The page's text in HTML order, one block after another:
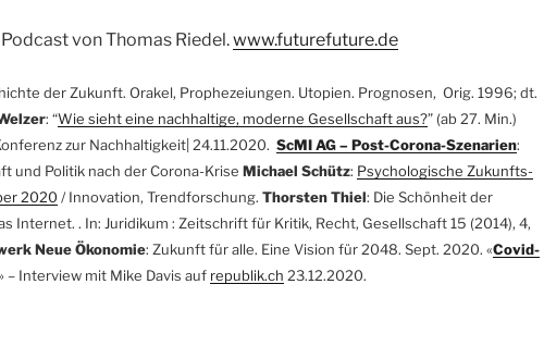
von Thomas Riedel.www.futurefuture.de
der Zukunft. Orakel, Prophezeiungen. Utopien. Prognosen, Orig. 1996; dt.
: “Wie sieht eine nachhaltige, moderne Gesellschaft aus?” (ab 27. Min.)
zur Nachhaltigkeit| 24.11.2020. ScMI AG – Post-Corona-Szenarien:
und Politik nach der Corona-Krise Michael Schütz: Psychologische Zukunfts-
2020 / Innovation, Trendforschung. Thorsten Thiel: Die Schönheit der
Internet. . In: Juridikum : Zeitschrift für Kritik, Recht, Gesellschaft 15 (2014), 4,
Neue Ökonomie: Zukunft für alle. Eine Vision für 2048. Sept. 2020. «Covid-
– Interview mit Mike Davis auf republik.ch 23.12.2020.